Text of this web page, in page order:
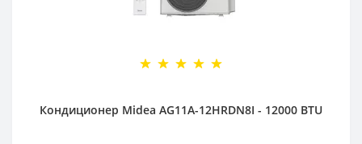
Кондиционер Midea AG11A-12HRDN8I - 12000 BTU